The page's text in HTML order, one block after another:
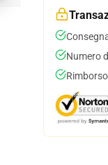
Numero